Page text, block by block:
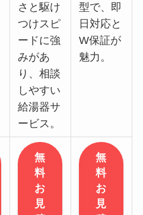
さと駆け
つけスピ
ードに強
みがあ
り、相談
しやすい
給湯器サ
ービス。
型で、即
日対応と
W保証が
魅力。
無
料
お
見
無
料
お
見